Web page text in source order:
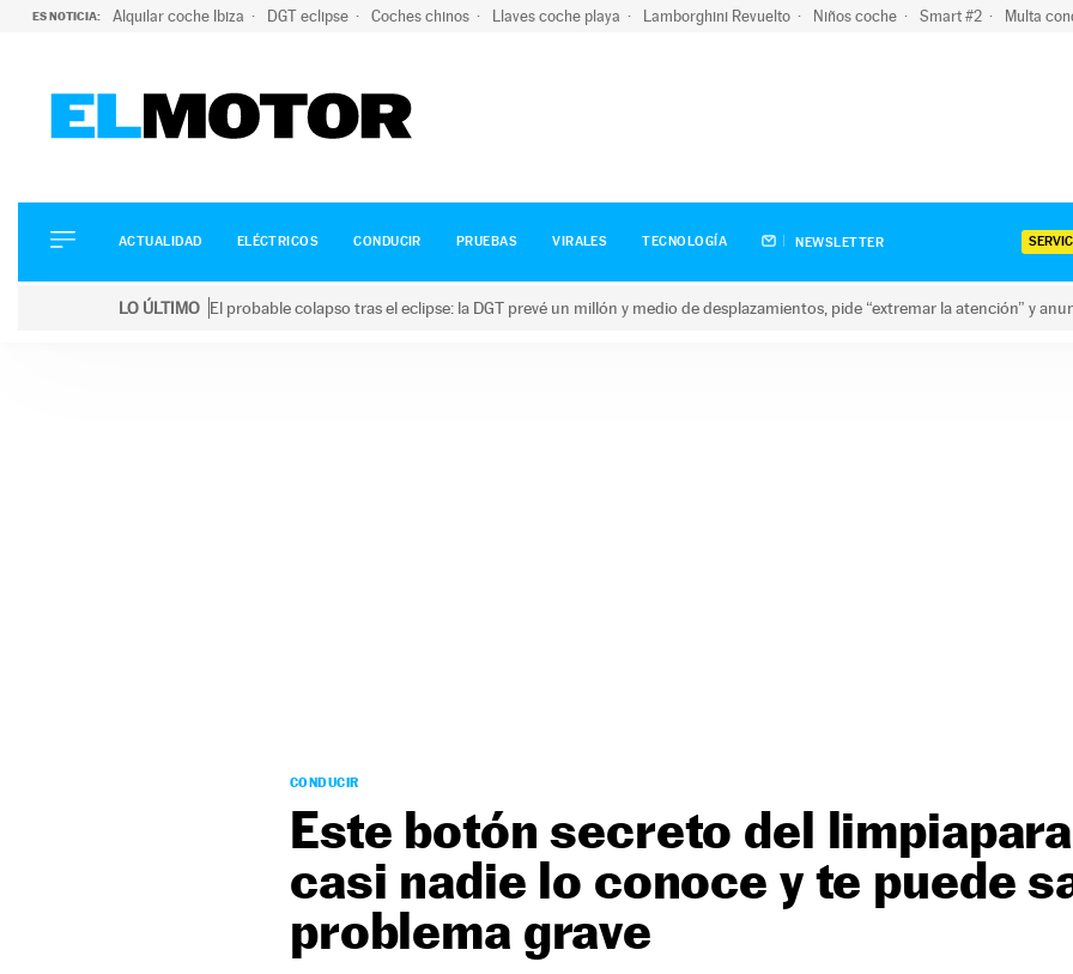
ES NOTICIA: Alquilar coche Ibiza DGT eclipse Coches chinos Llaves coche playa Lamborghini Revuelto Niños coche Smart #2 Multa
ELÉCTRICOS
CONDUCIR
ACTUALIDAD ELÉCTRICOS CONDUCIR PRUEBAS VIRALES TECNOLOGÍA NEWSLETTER
LO ÚLTIMO El probable colapso tras el eclipse: la DGT prevé un millón y medio de desplazamientos, pide “extremar la atención” y
CONDUCIR
Este botón secreto del
casi nadie lo conoce y te puede
problema grave